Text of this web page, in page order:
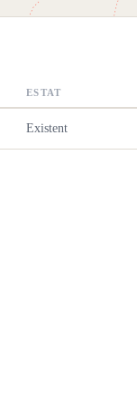
ESTAT
Existent